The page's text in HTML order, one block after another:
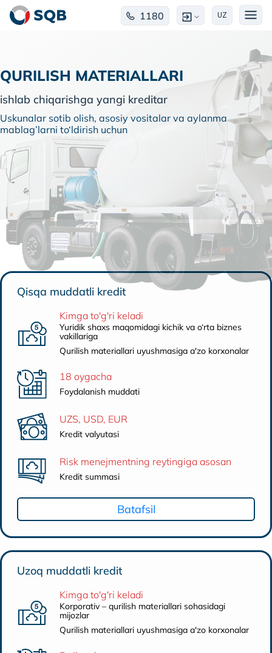
1180 UZ
QURILISH MATERIALLARI
ishlab chiqarishga yangi kreditar
Uskunalar sotib olish, asosiy vositalar va aylanma
mablag’larni to‘ldirish uchun
Qisqa muddatli kredit
Kimga to'g'ri keladi
Yuridik shaxs maqomidagi kichik va o‘rta biznes
vakillariga
Qurilish materiallari uyushmasiga a'zo korxonalar
18 oygacha
Foydalanish muddati
UZS, USD, EUR
Kredit valyutasi
Risk menejmentning reytingiga asosan
Kredit summasi
Batafsil
Uzoq muddatli kredit
Kimga to'g'ri keladi
Korporativ – qurilish materiallari sohasidagi
mijozlar
Qurilish materiallari uyushmasiga a'zo korxonalar